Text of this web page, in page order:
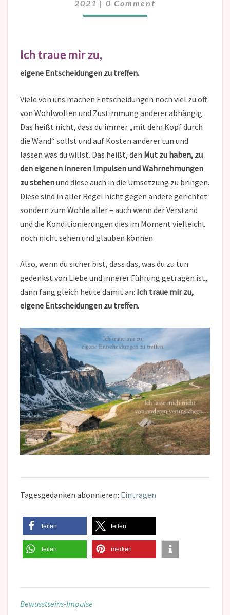
2021 | 0 Comment
Ich traue mir zu,
eigene Entscheidungen zu treffen.
Viele von uns machen Entscheidungen noch viel zu oft
von Wohlwollen und Zustimmung anderer abhängig.
Das heißt nicht, dass du immer „mit dem Kopf durch
die Wand“ sollst und auf Kosten anderer tun und
lassen was du willst. Das heißt, den Mut zu haben, zu
den eigenen inneren Impulsen und Wahrnehmungen
zu stehenund diese auch in die Umsetzung zu bringen.
Diese sind in aller Regel nicht gegen andere gerichtet
sondern zum Wohle aller – auch wenn der Verstand
und die Konditionierungen dies im Moment vielleicht
noch nicht sehen und glauben können.
Also, wenn du sicher bist, dass das, was du zu tun
gedenkst von Liebe und innerer Führung getragen ist,
dann fang gleich heute damit an: Ich traue mir zu,
eigene Entscheidungen zu treffen.
Tagesgedanken abonnieren: Eintragen
teilen teilen
teilen merken
Bewusstseins-Impulse